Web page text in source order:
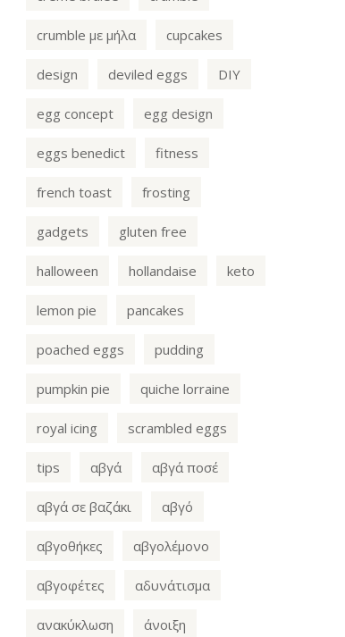
crumble με μήλα cupcakes
design deviled eggs DIY
egg concept egg design
eggs benedict fitness
french toast frosting
gadgets gluten free
halloween hollandaise keto
lemon pie pancakes
poached eggs pudding
pumpkin pie quiche lorraine
royal icing scrambled eggs
tips αβγά αβγά ποσέ
αβγά σε βαζάκι αβγό
αβγοθήκες αβγολέμονο
αβγοφέτες αδυνάτισμα
ανακύκλωση άνοιξη